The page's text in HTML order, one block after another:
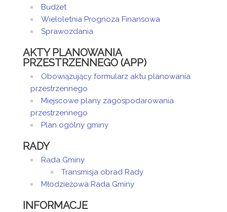
Budżet
Wieloletnia Prognoza Finansowa
Sprawozdania
AKTY PLANOWANIA
PRZESTRZENNEGO (APP)
Obowiązujący formularz aktu planowania
przestrzennego
Miejscowe plany zagospodarowania
przestrzennego
Plan ogólny gminy
RADY
Rada Gminy
Transmisja obrad Rady
Młodzieżowa Rada Gminy
INFORMACJE